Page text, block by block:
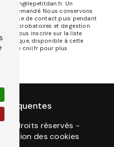
Un
demandé. Nous conservons
de prise de contact puis pendant
fins probatoires et de gestion
de vous inscrire sur la liste
disponible à cette
le site cnil.fr pour plus
fréquentes
droits réservés -
Gestion des cookies